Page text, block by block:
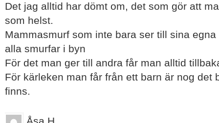
Det jag alltid har dömt om, det som gör att
som helst.
Mammasmurf som inte bara ser till sina
alla smurfar i byn
För det man ger till andra får man alltid
För kärleken man får från ett barn är nog det
finns.